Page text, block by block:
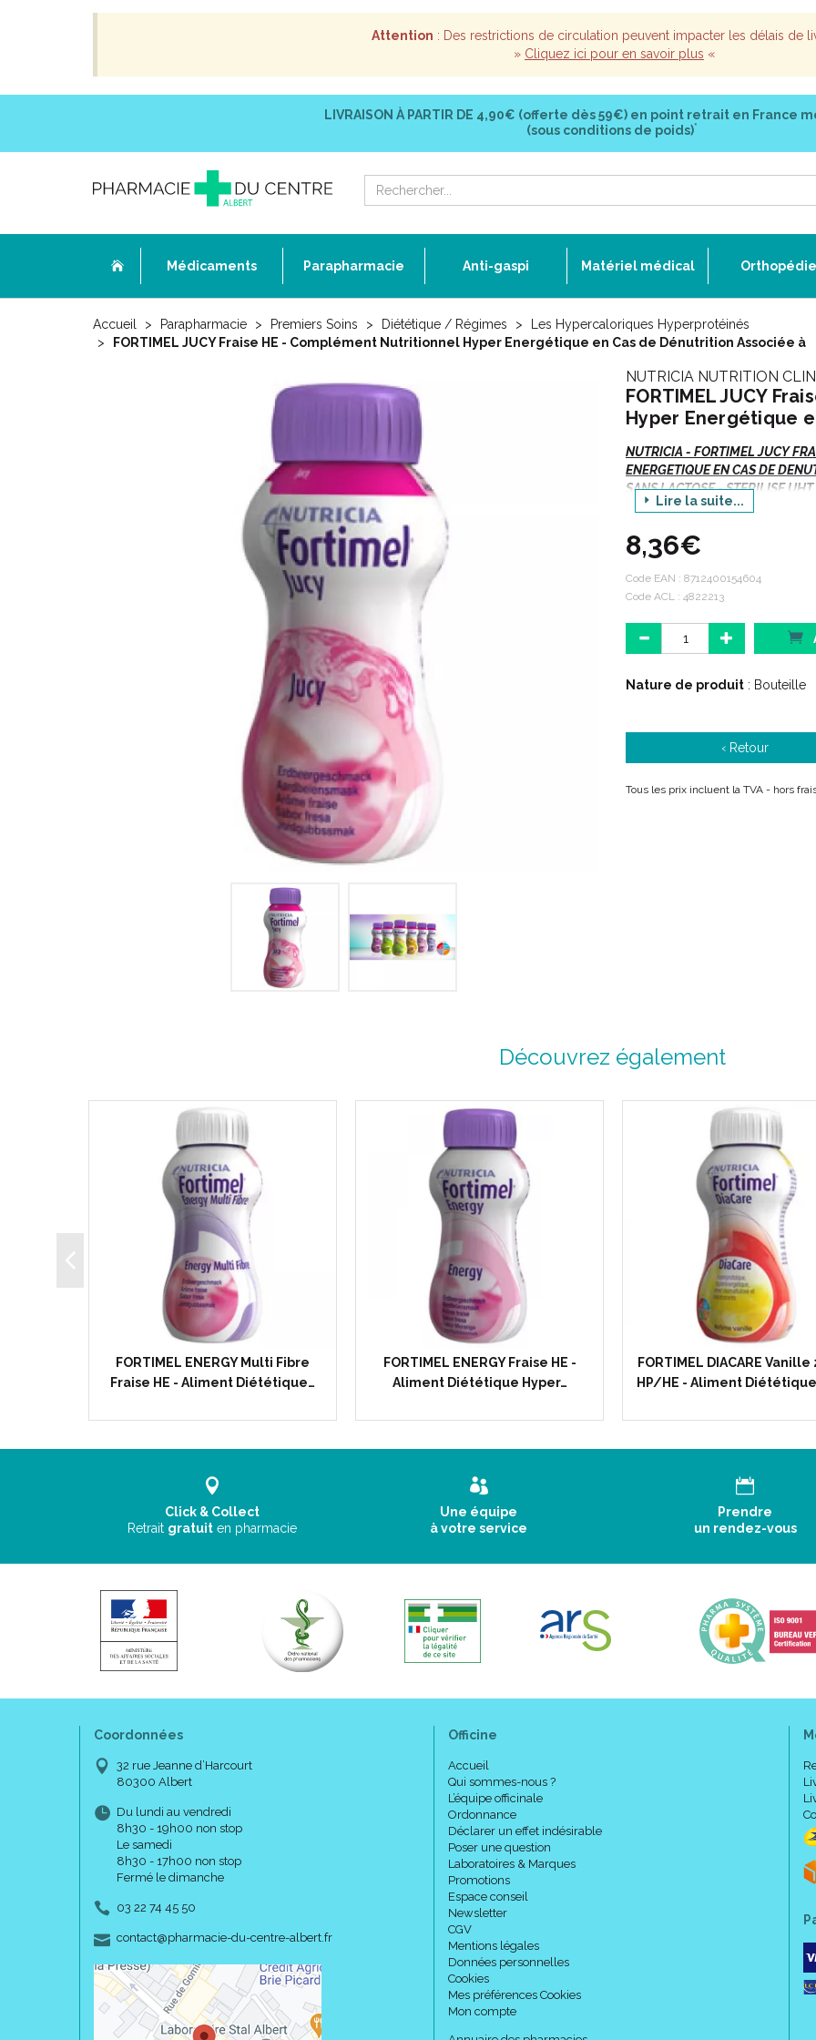
Attention : Des restrictions de circulation peuvent impacter les délais de
» Cliquez ici pour en savoir plus «
LIVRAISON À PARTIR DE 4,90€ (offerte dès 59€) en point retrait en France
(sous conditions de poids)*
Médicaments Parapharmacie Anti-gaspi Matériel médical Orthopédie
Accueil Parapharmacie Premiers Soins Diététique / Régimes
Les Hypercaloriques Hyperprotéinés
FORTIMEL JUCY Fraise HE - Complément Nutritionnel Hyper Energétique en Cas de Dénutrition Associée à
NUTRICIA NUTRITION
FORTIMEL JUCY
Hyper Energétique
NUTRICIA - FORTIMEL JUCY
ENERGETIQUE EN CAS DE
SANS LACTOSE - STERILISE
Indications :
Besoins nutritionnels en cas
Adulte, enfant à partir de 3
Description :
Fortimel® Jucy est un
A consommer très frais.
Autres saveurs disponibles :
Fruits de la forêt.
Conseils d' utilisation :
Bien agiter avant emploi.
1 à 4 par jour, en
Contre-indications :
Nourrisson, enfant de moins
Précautions d' emploi :
Ne convient pas aux enfants
A conserver dans un endroit
Conservation au
fraise, correcteur d' acidité
chlorure de potassium, lactate
sulfate de zinc, acétate de Dl-
gluconate de cuivre, sélénite
Lire la suite...
8,36€
Code EAN : 8712400154604
Code ACL : 4822213
Nature de produit : Bouteille
‹ Retour
Tous les prix incluent la TVA - hors
Découvrez également
FORTIMEL ENERGY Multi Fibre
Fraise HE - Aliment Diététique…
FORTIMEL ENERGY Fraise HE -
Aliment Diététique Hyper…
FORTIMEL DIACARE
HP/HE - Aliment
Click & Collect
Retrait gratuit en pharmacie
Une équipe
à votre service
Prendre
un rendez-vous
Coordonnées
32 rue Jeanne d’Harcourt
80300 Albert
Du lundi au vendredi
8h30 - 19h00 non stop
Le samedi
8h30 - 17h00 non stop
Fermé le dimanche
03 22 74 45 50
contact-
@-
pharmacie-du-centre-albert.fr
Officine
Accueil
Qui sommes-nous ?
L’équipe officinale
Ordonnance
Déclarer un effet indésirable
Poser une question
Laboratoires & Marques
Promotions
Espace conseil
Newsletter
CGV
Mentions légales
Données personnelles
Cookies
Mes préférences Cookies
Mon compte